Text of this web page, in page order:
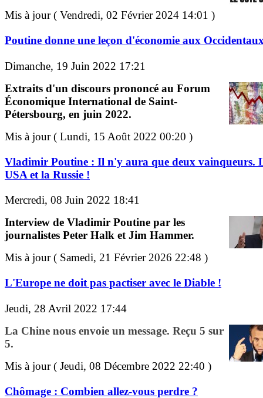
Mis à jour ( Vendredi, 02 Février 2024 14:01 )
Poutine donne une leçon d'économie aux
Dimanche, 19 Juin 2022 17:21
Extraits d'un discours prononcé au Forum
Économique International de Saint-
Pétersbourg, en juin 2022.
Mis à jour ( Lundi, 15 Août 2022 00:20 )
Vladimir Poutine : Il n'y aura que deux vainqueurs.
USA et la Russie !
Mercredi, 08 Juin 2022 18:41
Interview de Vladimir Poutine par les
journalistes Peter Halk et Jim Hammer.
Mis à jour ( Samedi, 21 Février 2026 22:48 )
L'Europe ne doit pas pactiser avec le Diable !
Jeudi, 28 Avril 2022 17:44
La Chine nous envoie un message. Reçu 5 sur
5.
Mis à jour ( Jeudi, 08 Décembre 2022 22:40 )
Chômage : Combien allez-vous perdre ?